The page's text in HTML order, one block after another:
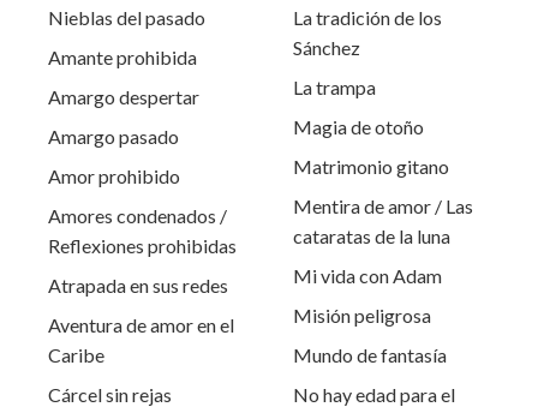
Nieblas del pasado
Amante prohibida
Amargo despertar
Amargo pasado
Amor prohibido
Amores condenados /
Reflexiones prohibidas
Atrapada en sus redes
Aventura de amor en el
Caribe
Cárcel sin rejas
La tradición de los
Sánchez
La trampa
Magia de otoño
Matrimonio gitano
Mentira de amor / Las
cataratas de la luna
Mi vida con Adam
Misión peligrosa
Mundo de fantasía
No hay edad para el